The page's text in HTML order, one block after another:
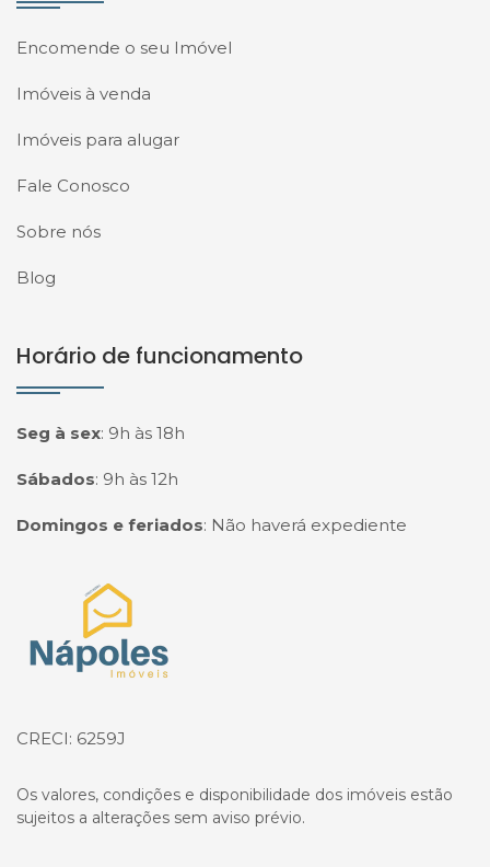
Encomende o seu Imóvel
Imóveis à venda
Imóveis para alugar
Fale Conosco
Sobre nós
Blog
Horário de funcionamento
Seg à sex: 9h às 18h
Sábados: 9h às 12h
Domingos e feriados: Não haverá expediente
Página inicial
CRECI: 6259J
Os valores, condições e disponibilidade dos imóveis estão
sujeitos a alterações sem aviso prévio.